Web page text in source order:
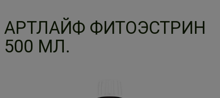
АРТЛАЙФ ФИТОЭСТРИН
500 МЛ.